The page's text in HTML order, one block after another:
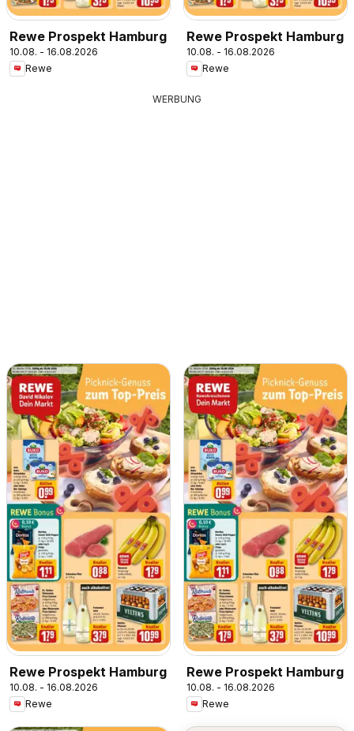
Rewe Prospekt Hamburg
10.08. - 16.08.2026
Rewe
Rewe Prospekt Hamburg
10.08. - 16.08.2026
Rewe
WERBUNG
Rewe Prospekt Hamburg
10.08. - 16.08.2026
Rewe
Rewe Prospekt Hamburg
10.08. - 16.08.2026
Rewe